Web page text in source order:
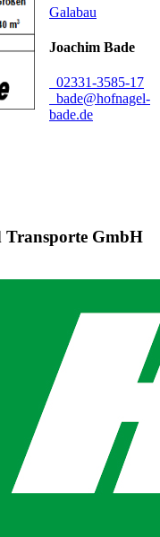
Galabau
Joachim Bade
02331-3585-17
bade@hofnagel-
bade.de
Transporte GmbH